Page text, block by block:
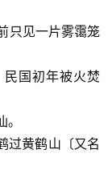
只见一片雾霭笼
民国初年被火焚
过黄鹤山〔又名